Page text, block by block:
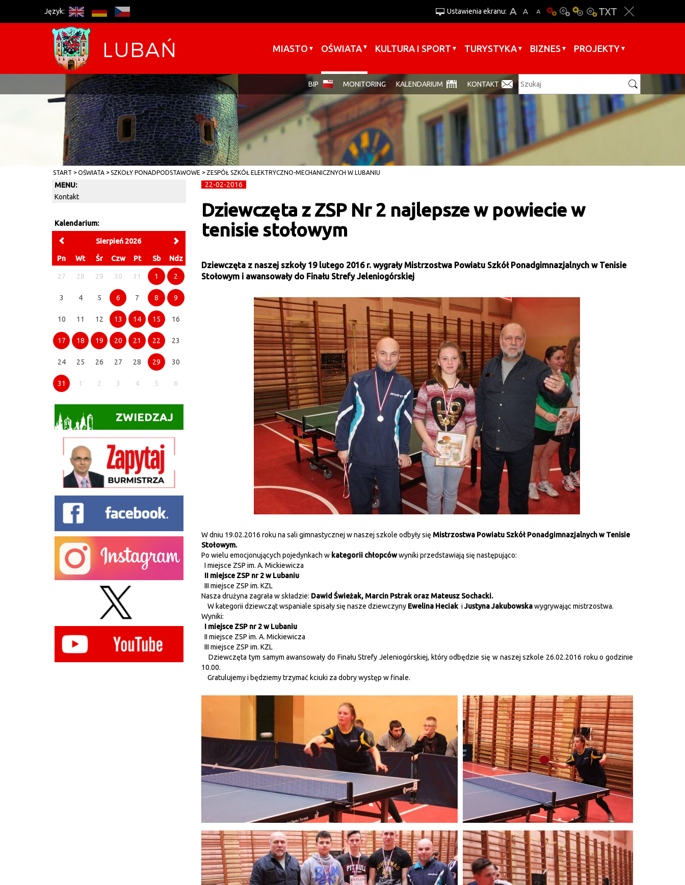
Język: Ustawienia ekranu:
MIASTO OŚWIATA KULTURA I SPORT TURYSTYKA BIZNES PROJEKTY
BIP MONITORING KALENDARIUM KONTAKT
START OŚWIATA SZKOŁY PONADPODSTAWOWE ZESPÓŁ SZKÓŁ ELEKTRYCZNO-MECHANICZNYCH W LUBANIU
22-02-2016
Dziewczęta z ZSP Nr 2 najlepsze w powiecie w
tenisie stołowym
Dziewczęta z naszej szkoły 19 lutego 2016 r. wygrały Mistrzostwa Powiatu Szkół Ponadgimnazjalnych w Tenisie
Stołowym i awansowały do Finału Strefy Jeleniogórskiej
W dniu 19.02.2016 roku na sali gimnastycznej w naszej szkole odbyły się Mistrzostwa Powiatu Szkół Ponadgimnazjalnych w Tenisie
Stołowym.
Po wielu emocjonujących pojedynkach w kategorii chłopcówwyniki przedstawiają się następująco:
I miejsce ZSP im. A. Mickiewicza
II miejsce ZSP nr 2 w Lubaniu
III miejsce ZSP im. KZL
Nasza drużyna zagrała w składzie: Dawid Świeżak, Marcin Pstrak oraz Mateusz Sochacki.
W kategorii dziewcząt wspaniale spisały się nasze dziewczyny Ewelina Heciak iJustyna Jakubowskawygrywając mistrzostwa.
Wyniki:
I miejsce ZSP nr 2 w Lubaniu
II miejsce ZSP im. A. Mickiewicza
III miejsce ZSP im. KZL
Dziewczęta tym samym awansowały do Finału Strefy Jeleniogórskiej, który odbędzie się w naszej szkole 26.02.2016 roku o godzinie
10.00.
Gratulujemy i będziemy trzymać kciuki za dobry występ w finale.
MENU:
Kontakt
Kalendarium:
Sierpień 2026
Pn Wt Śr Czw Pt Sb Ndz
27 28 29 30 31 1 2
3 4 5 6 7 8 9
10 11 12 13 14 15 16
17 18 19 20 21 22 23
24 25 26 27 28 29 30
31 1 2 3 4 5 6
ZWIEDZAJ